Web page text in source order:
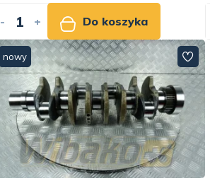
- + Do koszyka
nowy